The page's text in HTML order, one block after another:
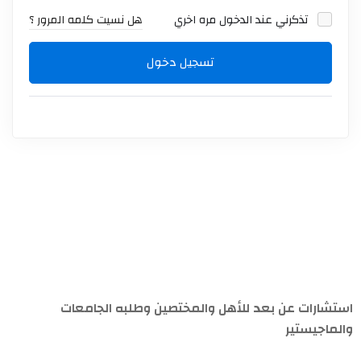
تذكرني عند الدخول مره اخري هل نسيت كلمه المرور ؟
تسجيل دخول
استشارات عن بعد للأهل والمختصين وطلبه الجامعات
والماجيستير